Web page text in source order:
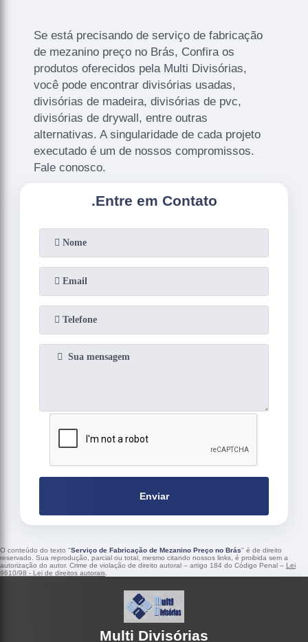
Se está precisando de serviço de fabricação
de mezanino preço no Brás, Confira os
produtos oferecidos pela Multi Divisórias,
você pode encontrar divisórias usadas,
divisórias de madeira, divisórias de pvc,
divisórias de drywall, entre outras
alternativas. A singularidade de cada projeto
executado é um de nossos compromissos.
Fale conosco.
.Entre em Contato
Enviar
O conteúdo do texto "Serviço de Fabricação de Mezanino Preço no Brás" é de direito
reservado. Sua reprodução, parcial ou total, mesmo citando nossos links, é proibida sem a
autorização do autor. Crime de violação de direito autoral – artigo 184 do Código Penal – Lei
9610/98 - Lei de direitos autorais
Multi Divisórias